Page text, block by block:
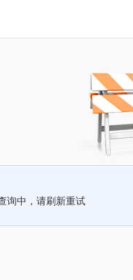
询中，请刷新重试